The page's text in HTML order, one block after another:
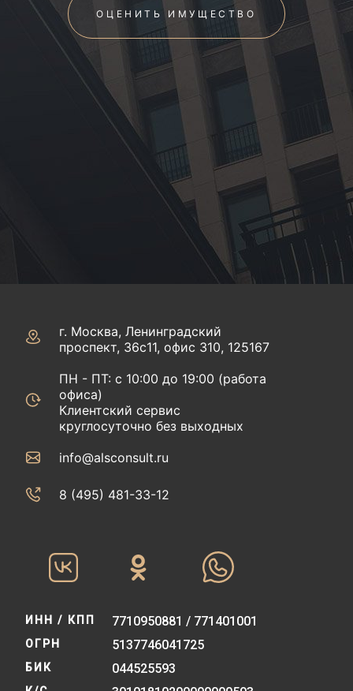
ОЦЕНИТЬ ИМУЩЕСТВО
г. Москва, Ленинградский
проспект, 36с11, офис 310, 125167
ПН - ПТ: с 10:00 до 19:00 (работа
офиса)
Клиентский сервис
круглосуточно без выходных
info@alsconsult.ru
8 (495) 481-33-12‬‬
ИНН / КПП 7710950881 / 771401001
ОГРН 5137746041725
БИК 044525593